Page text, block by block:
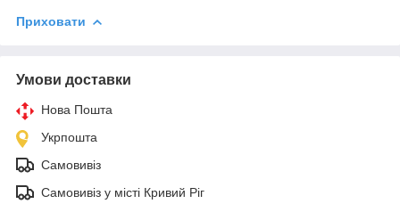
Приховати
Умови доставки
Нова Пошта
Укрпошта
Самовивіз
Самовивіз у місті Кривий Ріг